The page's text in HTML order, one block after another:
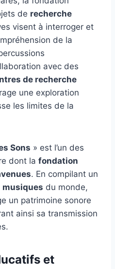
de recherche
visent à interroger et
de la
avec des
de recherche
une exploration
les limites de la
Sons » est l’un des
dont la fondation
. En compilant un
musiques du monde,
un patrimoine sonore
ainsi sa transmission
et